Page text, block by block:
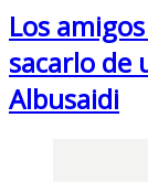
Los
sacarlo de
Albusaidi